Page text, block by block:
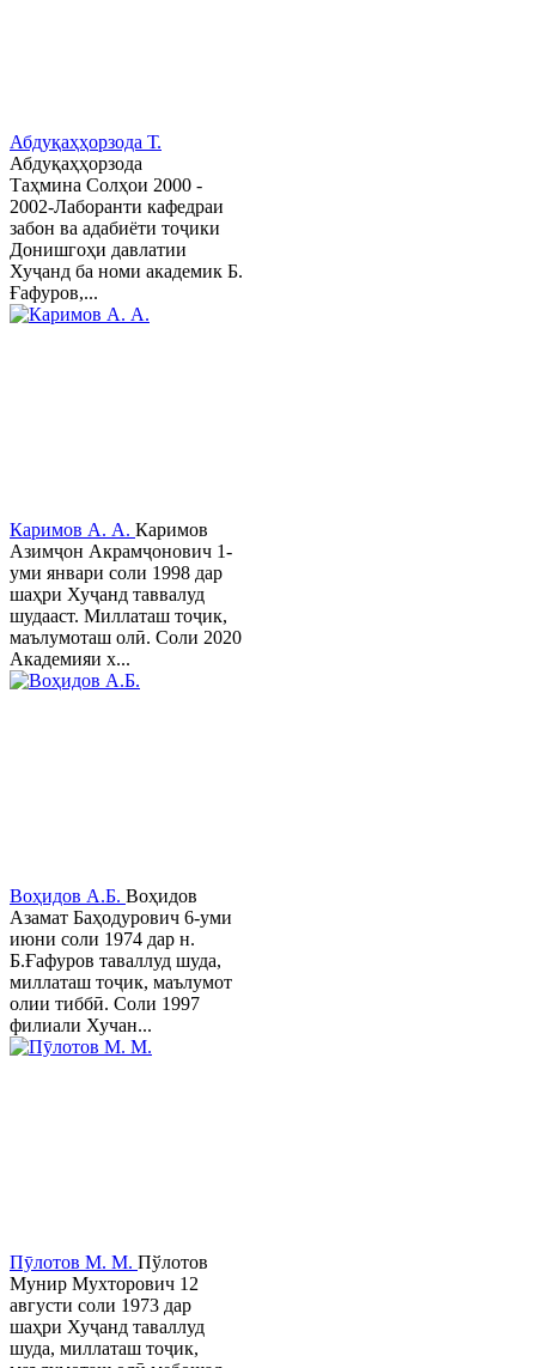
Абдуқаҳҳорзода Т.
Абдуқаҳҳорзода
Таҳмина Солҳои 2000 -
2002-Лаборанти кафедраи
забон ва адабиёти тоҷики
Донишгоҳи давлатии
Хуҷанд ба номи академик Б.
Ғафуров,...
Каримов А. А. Каримов
Азимҷон Акрамҷонович 1-
уми январи соли 1998 дар
шаҳри Хуҷанд таввалуд
шудааст. Миллаташ тоҷик,
маълумоташ олӣ. Соли 2020
Академияи х...
Воҳидов А.Б. Воҳидов
Азамат Баҳодурович 6-уми
июни соли 1974 дар н.
Б.Ғафуров таваллуд шуда,
миллаташ тоҷик, маълумот
олии тиббӣ. Соли 1997
филиали Хучан...
Пӯлотов М. М. Пўлотов
Мунир Мухторович 12
августи соли 1973 дар
шаҳри Хуҷанд таваллуд
шуда, миллаташ тоҷик,